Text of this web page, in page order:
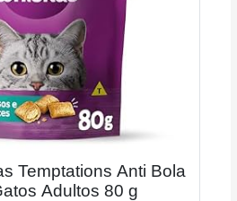
Temptations Anti Bola
Adultos 80 g